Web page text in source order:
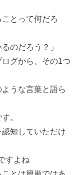
とって何だろ
のだろう？」
グから、その1つ
うな言葉と語ら
。
知していただけ
すよね